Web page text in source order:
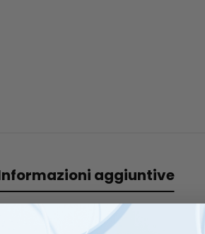
aggiuntive